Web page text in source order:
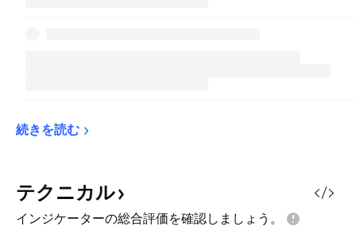
続きを読む
テクニカル
インジケーターの総合評価を確認しましょう。